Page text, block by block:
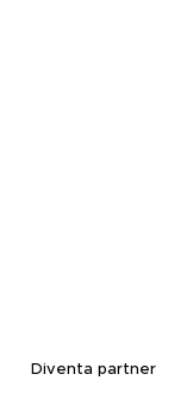
Diventa partner